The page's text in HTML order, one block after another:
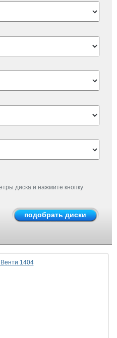
диска и нажмите кнопку